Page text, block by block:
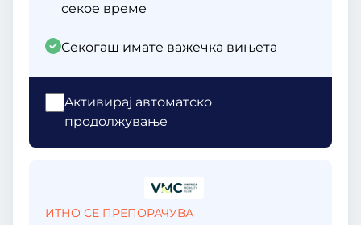
секое време
Секогаш имате важечка вињета
Aктивирај автоматско
продолжување
ИТНО СЕ ПРЕПОРАЧУВА